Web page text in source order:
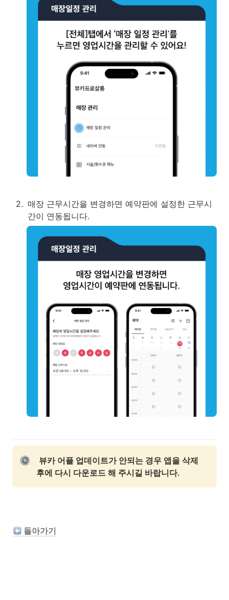
2. 매장 근무시간을 변경하면 예약판에 설정한 근무시
간이 연동됩니다.
뷰카 어플 업데이트가 안되는 경우 앱을 삭제
후에 다시 다운로드 해 주시길 바랍니다.
돌아가기